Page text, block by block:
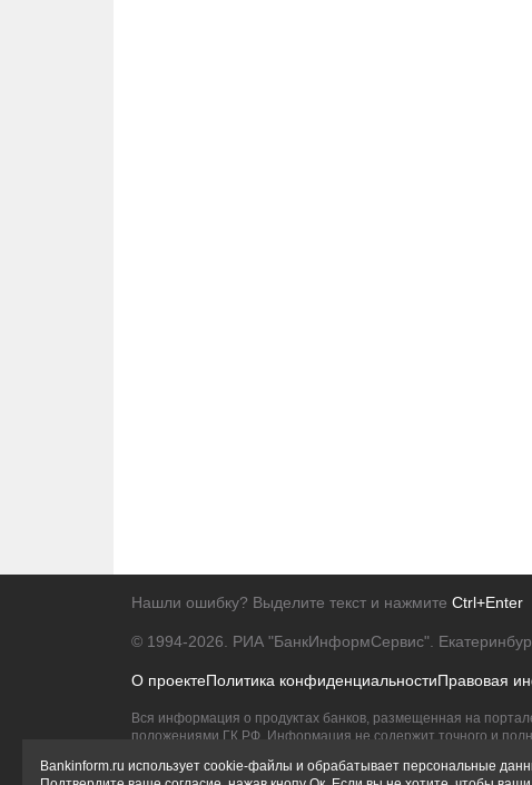
Нашли ошибку? Выделите текст и нажмите Ctrl+Enter
© 1994-2026. РИА "БанкИнформСервис".
О проектеПолитика конфиденциальностиПравовая
Вся информация о продуктах банков, размещенная на
положениями ГК РФ. Информация не содержит точного и
Bankinform.ru использует cookie-файлы и обрабатывает персональные